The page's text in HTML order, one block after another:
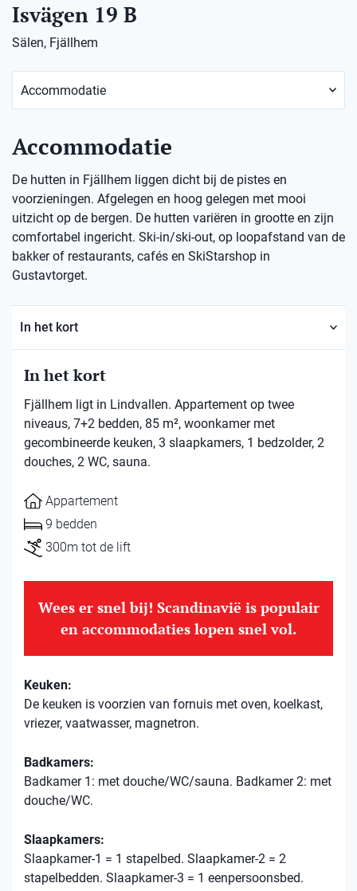
Isvägen 19 B
Sälen, Fjällhem
Accommodatie
De hutten in Fjällhem liggen dicht bij de pistes en
voorzieningen. Afgelegen en hoog gelegen met mooi
uitzicht op de bergen. De hutten variëren in grootte en zijn
comfortabel ingericht. Ski-in/ski-out, op loopafstand van de
bakker of restaurants, cafés en SkiStarshop in
Gustavtorget.
In het kort
In het kort
Fjällhem ligt in Lindvallen. Appartement op twee
niveaus, 7+2 bedden, 85 m², woonkamer met
gecombineerde keuken, 3 slaapkamers, 1 bedzolder, 2
douches, 2 WC, sauna.
Appartement
9 bedden
300m tot de lift
Wees er snel bij! Scandinavië is populair
en accommodaties lopen snel vol.
Keuken:
De keuken is voorzien van fornuis met oven, koelkast,
vriezer, vaatwasser, magnetron.
Badkamers:
Badkamer 1: met douche/WC/sauna. Badkamer 2: met
douche/WC.
Slaapkamers:
Slaapkamer-1 = 1 stapelbed. Slaapkamer-2 = 2
stapelbedden. Slaapkamer-3 = 1 eenpersoonsbed.